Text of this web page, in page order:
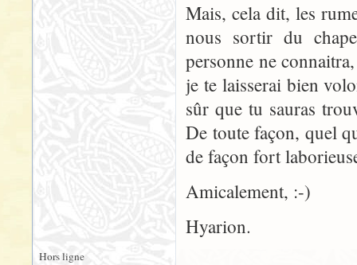
Mais, cela dit, les
nous sortir du
personne ne
je te laisserai bien
sûr que tu sauras
De toute façon, quel
de façon fort
Amicalement, :-)
Hyarion.
Hors ligne